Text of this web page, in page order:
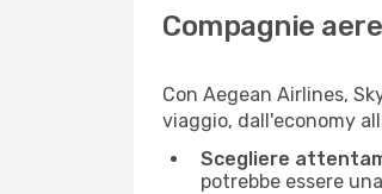
Compagnie
Con Aegean Airlines,
viaggio, dall'economy
Scegliere
potrebbe essere